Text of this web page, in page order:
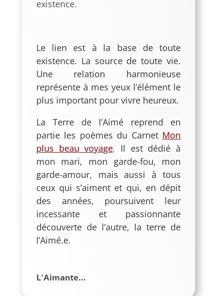
existence.
Le lien est à la base de toute
existence. La source de toute vie.
Une relation harmonieuse
représente à mes yeux l’élément le
plus important pour vivre heureux.
La Terre de l’Aimé reprend en
partie les poèmes du Carnet Mon
plus beau voyage. Il est dédié à
mon mari, mon garde-fou, mon
garde-amour, mais aussi à tous
ceux qui s’aiment et qui, en dépit
des années, poursuivent leur
incessante et passionnante
découverte de l’autre, la terre de
l’Aimé.e.
L'Aimante...